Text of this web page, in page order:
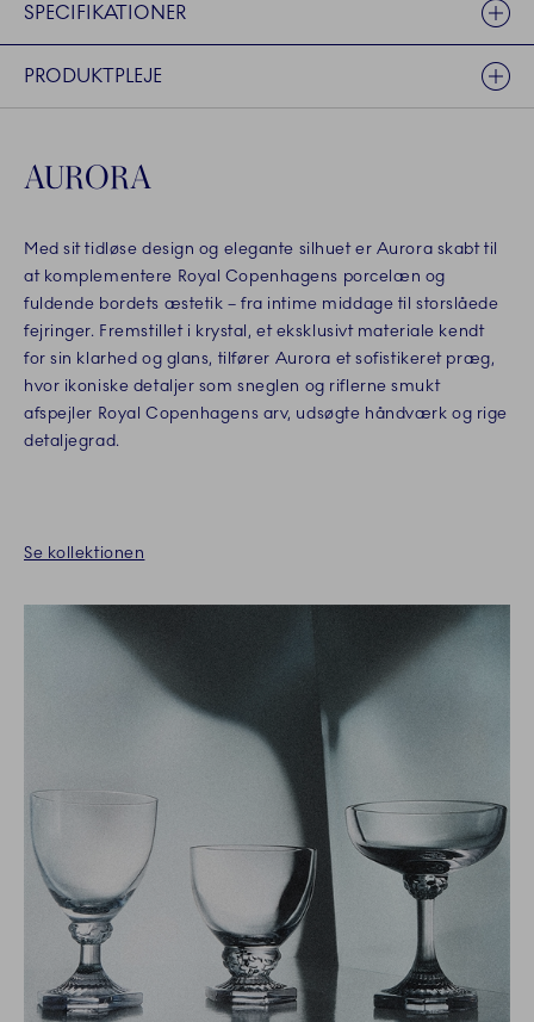
SPECIFIKATIONER
PRODUKTPLEJE
AURORA
Med sit tidløse design og elegante silhuet er Aurora skabt til
at komplementere Royal Copenhagens porcelæn og
fuldende bordets æstetik – fra intime middage til storslåede
fejringer. Fremstillet i krystal, et eksklusivt materiale kendt
for sin klarhed og glans, tilfører Aurora et sofistikeret præg,
hvor ikoniske detaljer som sneglen og riflerne smukt
afspejler Royal Copenhagens arv, udsøgte håndværk og rige
detaljegrad.
Se kollektionen